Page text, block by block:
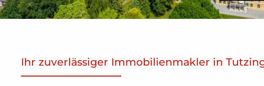
Ihr zuverlässiger Immobilienmakler in